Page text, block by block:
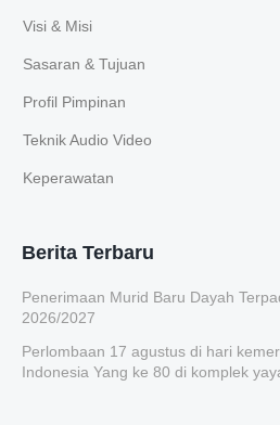
Visi & Misi
Sasaran & Tujuan
Profil Pimpinan
Teknik Audio Video
Keperawatan
Berita Terbaru
Penerimaan Murid Baru Dayah
2026/2027
Perlombaan 17 agustus di hari
Indonesia Yang ke 80 di komplek